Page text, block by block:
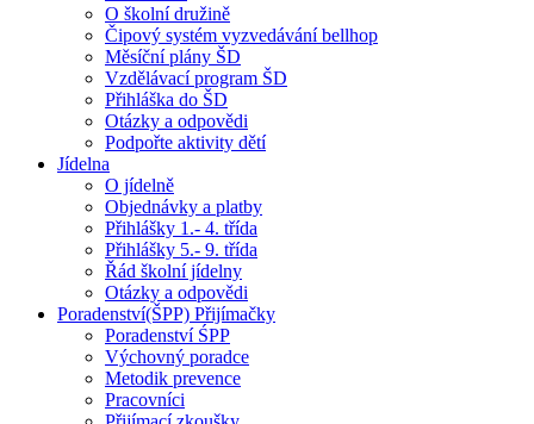
O školní družině
Čipový systém vyzvedávání bellhop
Měsíční plány ŠD
Vzdělávací program ŠD
Přihláška do ŠD
Otázky a odpovědi
Podpořte aktivity dětí
Jídelna
O jídelně
Objednávky a platby
Přihlášky 1.- 4. třída
Přihlášky 5.- 9. třída
Řád školní jídelny
Otázky a odpovědi
Poradenství(ŠPP) Přijímačky
Poradenství ŚPP
Výchovný poradce
Metodik prevence
Pracovníci